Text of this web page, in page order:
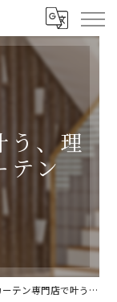
う、理
テン
テン専門店で叶う、理想のオーダーカーテン